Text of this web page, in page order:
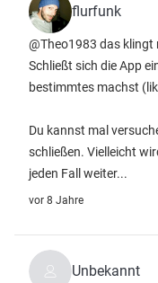
flurfunk
@Theo1983 das klingt
Schließt sich die App
bestimmtes machst
Du kannst mal
schließen. Vielleicht
jeden Fall weiter...
vor 8 Jahre
Unbekannt